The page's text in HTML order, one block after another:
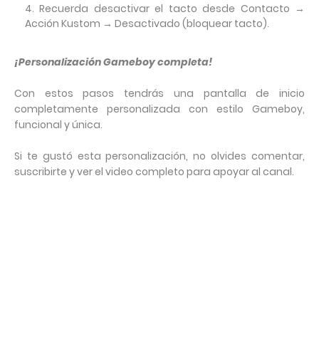
Recuerda desactivar el tacto desde Contacto →
Acción Kustom → Desactivado (bloquear tacto).
¡Personalización Gameboy completa!
Con estos pasos tendrás una pantalla de inicio
completamente personalizada con estilo Gameboy,
funcional y única.
Si te gustó esta personalización, no olvides comentar,
suscribirte y ver el video completo para apoyar al canal.